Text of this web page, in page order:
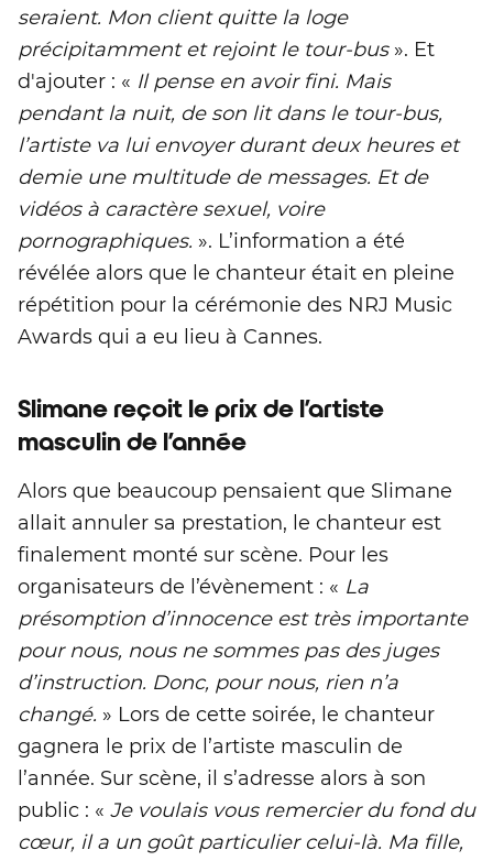
seraient. Mon client quitte la loge
précipitamment et rejoint le tour-bus». Et
d'ajouter : « Il pense en avoir fini. Mais
pendant la nuit, de son lit dans le tour-bus,
l’artiste va lui envoyer durant deux heures et
demie une multitude de messages. Et de
vidéos à caractère sexuel, voire
pornographiques. ». L’information a été
révélée alors que le chanteur était en pleine
répétition pour la cérémonie des NRJ Music
Awards qui a eu lieu à Cannes.
Slimane reçoit le prix de l’artiste
masculin de l’année
Alors que beaucoup pensaient que Slimane
allait annuler sa prestation, le chanteur est
finalement monté sur scène. Pour les
organisateurs de l’évènement : « La
présomption d’innocence est très importante
pour nous, nous ne sommes pas des juges
d’instruction. Donc, pour nous, rien n’a
changé. » Lors de cette soirée, le chanteur
gagnera le prix de l’artiste masculin de
l’année. Sur scène, il s’adresse alors à son
public : « Je voulais vous remercier du fond du
cœur, il a un goût particulier celui-là. Ma fille,